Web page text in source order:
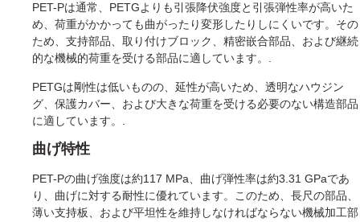
PET-Pは通常、PETGよりも引張降伏強度と引張弾性率が高いた
め、荷重がかかっても曲がったり変形したりしにくいです。その
ため、支持部品、取り付けブロック、精密嵌合部品、および継続
的な機械的荷重を受ける部品に適しています。.
PETGは剛性は低いものの、延性が高いため、透明なハウジン
グ、保護カバー、および大きな荷重を受ける必要のない構造部品
に適しています。.
曲げ特性
PET-Pの曲げ強度は約117 MPa、曲げ弾性率は約3.31 GPaであ
り、曲げに対する耐性に優れています。このため、長尺の部品、
薄い支持板、および平坦性を維持しなければならない機械加工部